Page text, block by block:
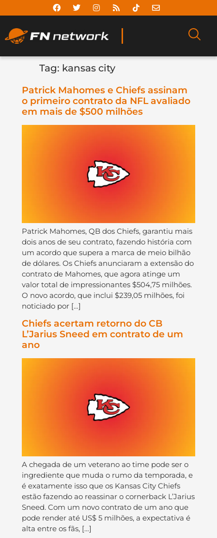
Tag: kansas city
Patrick Mahomes e Chiefs assinam
o primeiro contrato da NFL avaliado
em mais de $500 milhões
Patrick Mahomes, QB dos Chiefs, garantiu mais
dois anos de seu contrato, fazendo história com
um acordo que supera a marca de meio bilhão
de dólares. Os Chiefs anunciaram a extensão do
contrato de Mahomes, que agora atinge um
valor total de impressionantes $504,75 milhões.
O novo acordo, que inclui $239,05 milhões, foi
noticiado por […]
Chiefs acertam retorno do CB
L’Jarius Sneed em contrato de um
ano
A chegada de um veterano ao time pode ser o
ingrediente que muda o rumo da temporada, e
é exatamente isso que os Kansas City Chiefs
estão fazendo ao reassinar o cornerback L’Jarius
Sneed. Com um novo contrato de um ano que
pode render até US$ 5 milhões, a expectativa é
alta entre os fãs, […]